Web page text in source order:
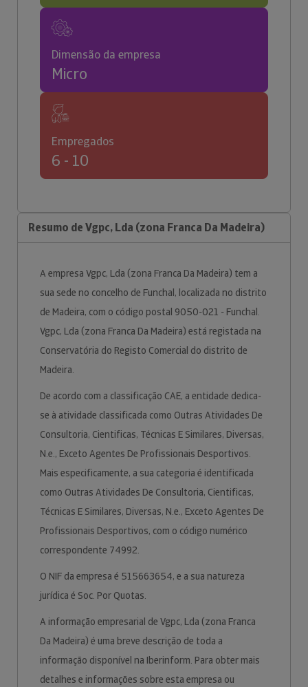
Dimensão da empresa
Micro
Empregados
6 - 10
Resumo de Vgpc, Lda (zona Franca Da Madeira)
A empresa Vgpc, Lda (zona Franca Da Madeira) tem a
sua sede no concelho de Funchal, localizada no distrito
de Madeira, com o código postal 9050-021 - Funchal.
Vgpc, Lda (zona Franca Da Madeira) está registada na
Conservatória do Registo Comercial do distrito de
Madeira.
De acordo com a classificação CAE, a entidade dedica-
se à atividade classificada como Outras Atividades De
Consultoria, Cientificas, Técnicas E Similares, Diversas,
N.e., Exceto Agentes De Profissionais Desportivos.
Mais especificamente, a sua categoria é identificada
como Outras Atividades De Consultoria, Cientificas,
Técnicas E Similares, Diversas, N.e., Exceto Agentes De
Profissionais Desportivos, com o código numérico
correspondente 74992.
O NIF da empresa é 515663654, e a sua natureza
jurídica é Soc. Por Quotas.
A informação empresarial de Vgpc, Lda (zona Franca
Da Madeira) é uma breve descrição de toda a
informação disponível na Iberinform. Para obter mais
detalhes e informações sobre esta empresa ou